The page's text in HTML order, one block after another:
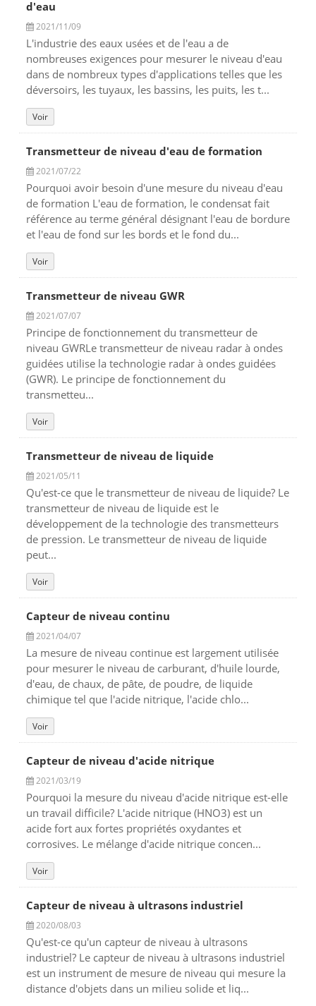
d'eau
2021/11/09
L'industrie des eaux usées et de l'eau a de
nombreuses exigences pour mesurer le niveau d'eau
dans de nombreux types d'applications telles que les
déversoirs, les tuyaux, les bassins, les puits, les t...
Voir
Transmetteur de niveau d'eau de formation
2021/07/22
Pourquoi avoir besoin d'une mesure du niveau d'eau
de formation L'eau de formation, le condensat fait
référence au terme général désignant l'eau de bordure
et l'eau de fond sur les bords et le fond du...
Voir
Transmetteur de niveau GWR
2021/07/07
Principe de fonctionnement du transmetteur de
niveau GWRLe transmetteur de niveau radar à ondes
guidées utilise la technologie radar à ondes guidées
(GWR). Le principe de fonctionnement du
transmetteu...
Voir
Transmetteur de niveau de liquide
2021/05/11
Qu'est-ce que le transmetteur de niveau de liquide? Le
transmetteur de niveau de liquide est le
développement de la technologie des transmetteurs
de pression. Le transmetteur de niveau de liquide
peut...
Voir
Capteur de niveau continu
2021/04/07
La mesure de niveau continue est largement utilisée
pour mesurer le niveau de carburant, d'huile lourde,
d'eau, de chaux, de pâte, de poudre, de liquide
chimique tel que l'acide nitrique, l'acide chlo...
Voir
Capteur de niveau d'acide nitrique
2021/03/19
Pourquoi la mesure du niveau d'acide nitrique est-elle
un travail difficile? L'acide nitrique (HNO3) est un
acide fort aux fortes propriétés oxydantes et
corrosives. Le mélange d'acide nitrique concen...
Voir
Capteur de niveau à ultrasons industriel
2020/08/03
Qu'est-ce qu'un capteur de niveau à ultrasons
industriel? Le capteur de niveau à ultrasons industriel
est un instrument de mesure de niveau qui mesure la
distance d'objets dans un milieu solide et liq...